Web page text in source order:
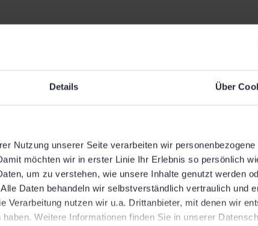
Details Über
Nutzung unserer Seite verarbeiten wir
möchten wir in erster Linie Ihr Erlebnis so persönlich
um zu verstehen, wie unsere Inhalte genutzt werden
Daten behandeln wir selbstverständlich vertraulich und
Verarbeitung nutzen wir u.a. Drittanbieter, mit denen wir
Weitere Informationen finden Sie in unserer
schließt für sein
Angebot
mit
Private